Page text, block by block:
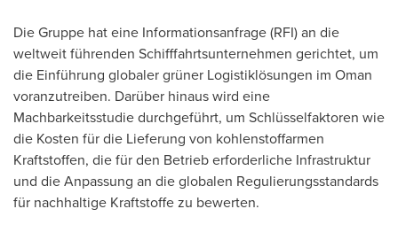
Die Gruppe hat eine Informationsanfrage (RFI) an die
weltweit führenden Schifffahrtsunternehmen gerichtet, um
die Einführung globaler grüner Logistiklösungen im Oman
voranzutreiben. Darüber hinaus wird eine
Machbarkeitsstudie durchgeführt, um Schlüsselfaktoren wie
die Kosten für die Lieferung von kohlenstoffarmen
Kraftstoffen, die für den Betrieb erforderliche Infrastruktur
und die Anpassung an die globalen Regulierungsstandards
für nachhaltige Kraftstoffe zu bewerten.